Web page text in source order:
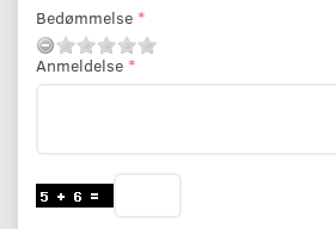
Bedømmelse
Anmeldelse